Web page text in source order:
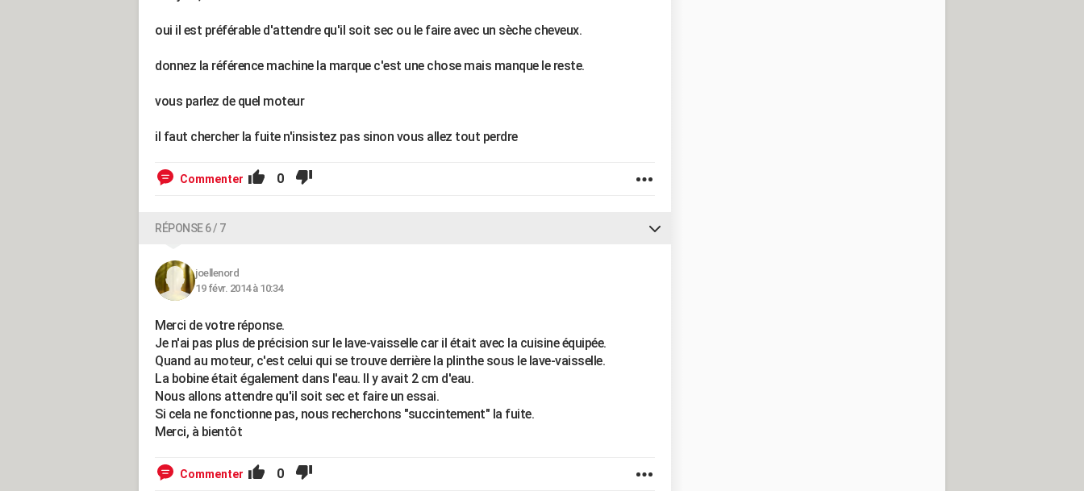
oui il est préférable d'attendre qu'il soit sec ou le faire avec un sèche cheveux.
donnez la référence machine la marque c'est une chose mais manque le reste.
vous parlez de quel moteur
il faut chercher la fuite n'insistez pas sinon vous allez tout perdre
Commenter 0
RÉPONSE 6 / 7
joellenord
19 févr. 2014 à 10:34
Merci de votre réponse.
Je n'ai pas plus de précision sur le lave-vaisselle car il était avec la cuisine équipée.
Quand au moteur, c'est celui qui se trouve derrière la plinthe sous le lave-vaisselle.
La bobine était également dans l'eau. Il y avait 2 cm d'eau.
Nous allons attendre qu'il soit sec et faire un essai.
Si cela ne fonctionne pas, nous recherchons "succintement" la fuite.
Merci, à bientôt
Commenter 0